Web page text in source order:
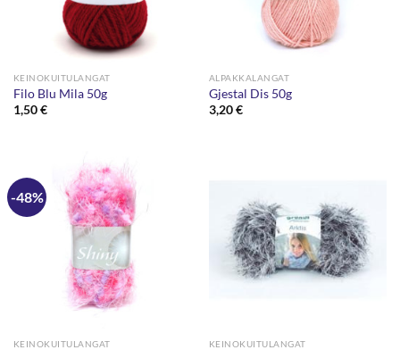
KEINOKUITULANGAT
Filo Blu Mila 50g
1,50€
ALPAKKALANGAT
Gjestal Dis 50g
3,20€
-48%
KEINOKUITULANGAT KEINOKUITULANGAT